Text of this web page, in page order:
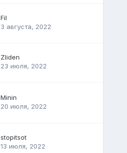
Fil
3 августа, 2022
Zliden
23 июля, 2022
Minin
20 июля, 2022
stopitsot
13 июля, 2022